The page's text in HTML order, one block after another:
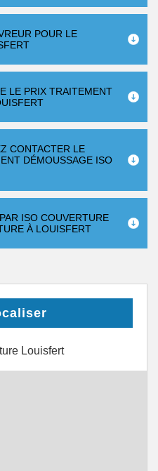
POUR LE
LE PRIX TRAITEMENT
CONTACTER LE
DÉMOUSSAGE ISO
ISO COUVERTURE
À LOUISFERT
Louisfert